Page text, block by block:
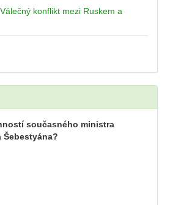
konflikt mezi Ruskem a
současného ministra
Šebestyána?